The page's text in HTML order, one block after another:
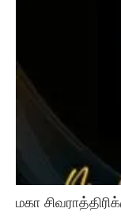
மகா